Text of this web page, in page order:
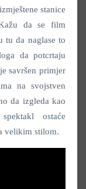
stanice
da se film
tu da naglase to
da potcrtaju
savršen primjer
na svojstven
da izgleda kao
ostaće
velikim stilom.